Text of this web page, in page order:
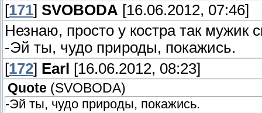
[171] SVOBODA [16.06.2012, 07:46]
Незнаю, просто у костра так мужик
-Эй ты, чудо природы, покажись.
[172] Earl [16.06.2012, 08:23]
Quote (SVOBODA)
-Эй ты, чудо природы, покажись.